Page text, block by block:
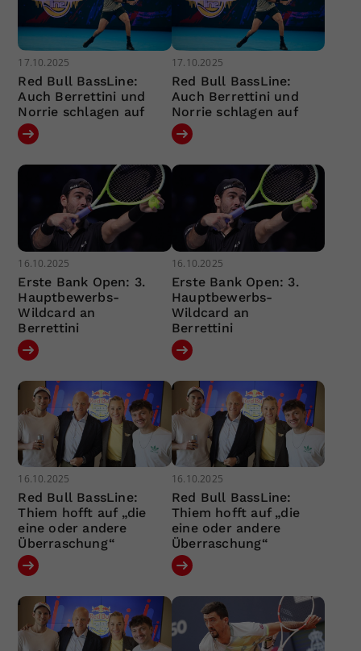
17.10.2025
Red Bull BassLine:
Auch Berrettini und
Norrie schlagen auf
17.10.2025
Red Bull BassLine:
Auch Berrettini und
Norrie schlagen auf
16.10.2025
Erste Bank Open: 3.
Hauptbewerbs-
Wildcard an
Berrettini
16.10.2025
Erste Bank Open: 3.
Hauptbewerbs-
Wildcard an
Berrettini
16.10.2025
Red Bull BassLine:
Thiem hofft auf „die
eine oder andere
Überraschung“
16.10.2025
Red Bull BassLine:
Thiem hofft auf „die
eine oder andere
Überraschung“